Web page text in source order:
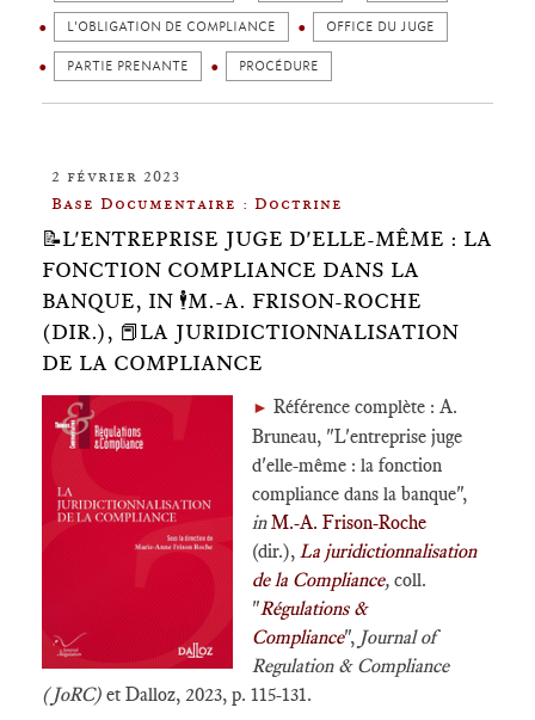
L'OBLIGATION DE COMPLIANCE OFFICE DU JUGE
PARTIE PRENANTE PROCÉDURE
2 février 2023
Base Documentaire : Doctrine
📝L'ENTREPRISE JUGE D'ELLE-MÊME : LA
FONCTION COMPLIANCE DANS LA
BANQUE, IN 🕴️M.-A. FRISON-ROCHE
(DIR.), 📕LA JURIDICTIONNALISATION
DE LA COMPLIANCE
► Référence complète : A.
Bruneau, "L'entreprise juge
d'elle-même : la fonction
compliance dans la banque",
in M.-A. Frison-Roche
(dir.), La juridictionnalisation
de la Compliance, coll.
"Régulations &
Compliance", Journal of
Regulation & Compliance
(JoRC) et Dalloz, 2023, p. 115-131.